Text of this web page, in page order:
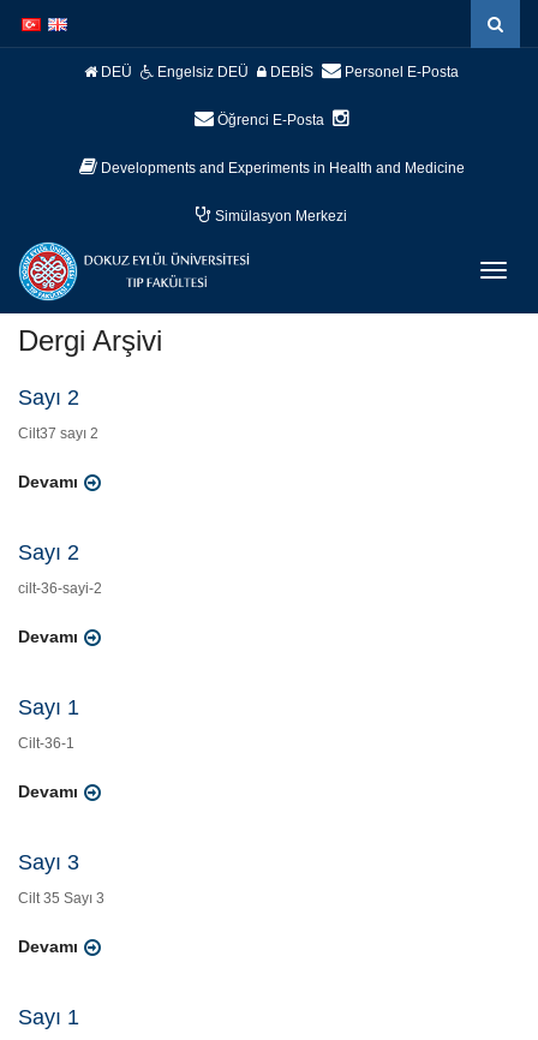
atla
atla
DEÜ Engelsiz DEÜ DEBİS Personel E-Posta
Öğrenci E-Posta
Developments and Experiments in Health and Medicine
Simülasyon Merkezi
Dergi Arşivi
Sayı 2
Cilt37 sayı 2
Devamı
Sayı 2
cilt-36-sayi-2
Devamı
Sayı 1
Cilt-36-1
Devamı
Sayı 3
Cilt 35 Sayı 3
Devamı
Sayı 1